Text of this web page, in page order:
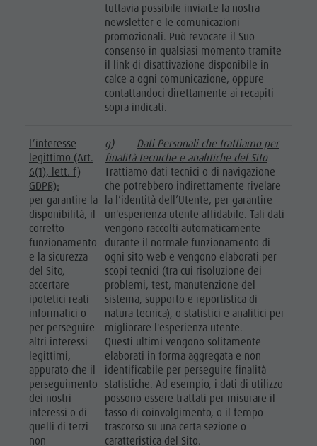
tuttavia possibile inviarLe la nostra
newsletter e le comunicazioni
promozionali. Può revocare il Suo
consenso in qualsiasi momento tramite
il link di disattivazione disponibile in
calce a ogni comunicazione, oppure
contattandoci direttamente ai recapiti
sopra indicati.
L’interesse
legittimo (Art.
6(1), lett. f)
GDPR):
per garantire la
disponibilità, il
corretto
funzionamento
e la sicurezza
del Sito,
accertare
ipotetici reati
informatici o
per perseguire
altri interessi
legittimi,
appurato che il
perseguimento
dei nostri
interessi o di
quelli di terzi
non
g) Dati Personali che trattiamo per
finalità tecniche e analitiche del Sito
Trattiamo dati tecnici o di navigazione
che potrebbero indirettamente rivelare
la l’identità dell’Utente, per garantire
un'esperienza utente affidabile. Tali dati
vengono raccolti automaticamente
durante il normale funzionamento di
ogni sito web e vengono elaborati per
scopi tecnici (tra cui risoluzione dei
problemi, test, manutenzione del
sistema, supporto e reportistica di
natura tecnica), o statistici e analitici per
migliorare l'esperienza utente.
Questi ultimi vengono solitamente
elaborati in forma aggregata e non
identificabile per perseguire finalità
statistiche. Ad esempio, i dati di utilizzo
possono essere trattati per misurare il
tasso di coinvolgimento, o il tempo
trascorso su una certa sezione o
caratteristica del Sito.